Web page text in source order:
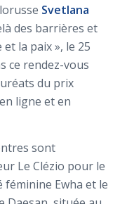
Svetlana
des barrières et
la paix », le 25
ce rendez-vous
du prix
ligne et en
sont
Le Clézio pour le
féminine Ewha et le